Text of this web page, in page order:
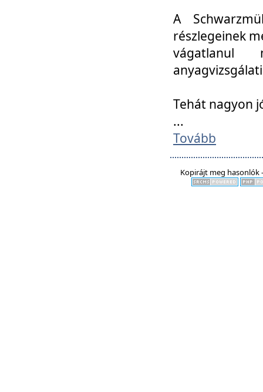
A
részlegeinek
vágatlanul
Tehát nagyon
...
Tovább
Kopirájt meg hasonlók